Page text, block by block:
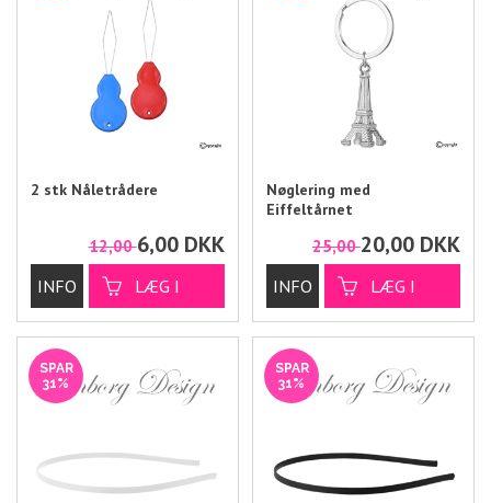
2 stk Nåletrådere
12,006,00 DKK
Nøglering med
Eiffeltårnet
25,0020,00 DKK
SPAR
31%
SPAR
31%